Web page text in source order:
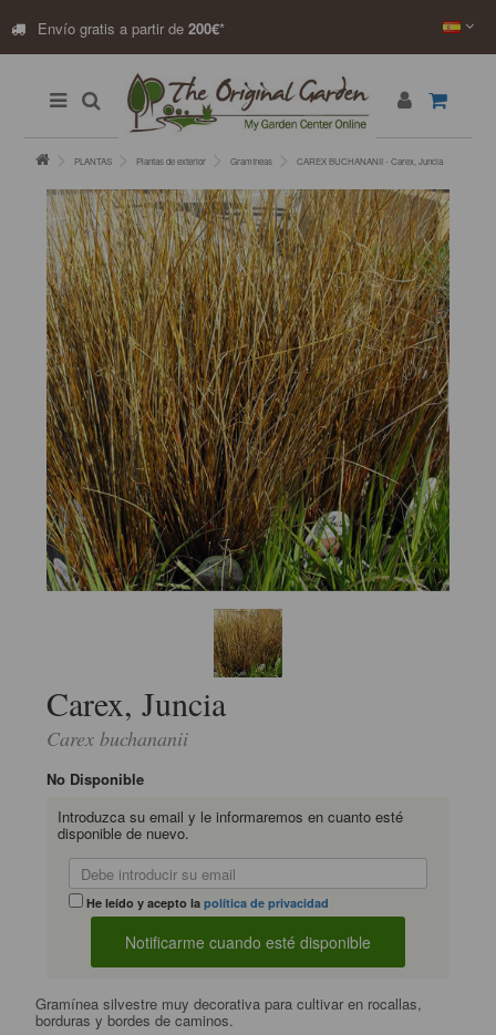
Envío gratis a partir de 200€*
PLANTAS Plantas de exterior Gramíneas CAREX BUCHANANII - Carex, Juncia
Carex, Juncia
Carex buchananii
No Disponible
Introduzca su email y le informaremos en cuanto esté
disponible de nuevo.
He leído y acepto lapolítica de privacidad
Gramínea silvestre muy decorativa para cultivar en rocallas,
borduras y bordes de caminos.